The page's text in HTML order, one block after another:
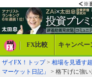
FX比較 キャンペー
ザイFX！トップ> 相場を見通す
マーケット日記」
> 格下げに強